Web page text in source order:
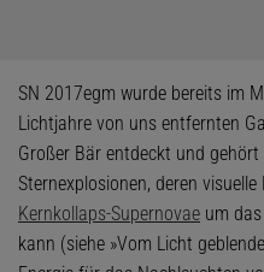
SN 2017egm wurde bereits im
Lichtjahre von uns entfernten
Großer Bär entdeckt und
Sternexplosionen, deren
Kernkollaps-Supernovae um
kann (siehe »Vom Licht